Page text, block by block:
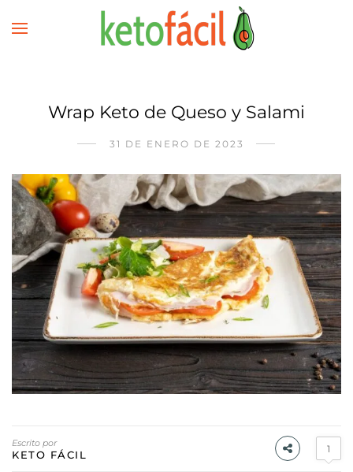
Wrap Keto de Queso y Salami
31 DE ENERO DE 2023
Escrito por
KETO FÁCIL 1